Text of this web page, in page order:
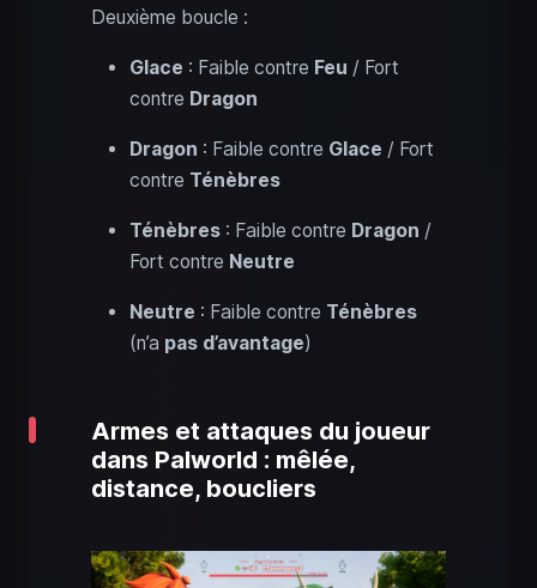
Deuxième boucle :
Glace : Faible contre Feu / Fort
contre Dragon
Dragon : Faible contre Glace / Fort
contre Ténèbres
Ténèbres : Faible contre Dragon /
Fort contre Neutre
Neutre : Faible contre Ténèbres
(n’a pas d’avantage)
Armes et attaques du joueur
dans Palworld : mêlée,
distance, boucliers